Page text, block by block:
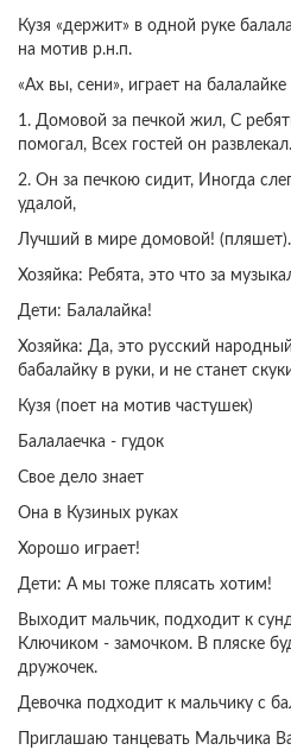
Кузя «держит» в одной руке
на мотив р.н.п.
«Ах вы, сени», играет на балалайке
1. Домовой за печкой жил, С
помогал, Всех гостей он развлекал.
2. Он за печкою сидит, Иногда
удалой,
Лучший в мире домовой! (пляшет).
Хозяйка: Ребята, это что за
Дети: Балалайка!
Хозяйка: Да, это русский
бабалайку в руки, и не станет
Кузя (поет на мотив частушек)
Балалаечка - гудок
Свое дело знает
Она в Кузиных руках
Хорошо играет!
Дети: А мы тоже плясать хотим!
Выходит мальчик, подходит к
Ключиком - замочком. В пляске
дружочек.
Девочка подходит к мальчику с
Приглашаю танцевать Мальчика